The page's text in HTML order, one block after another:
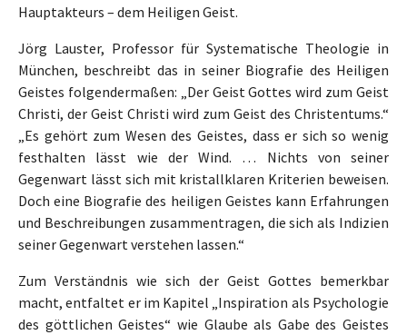
Hauptakteurs – dem Heiligen Geist.
Jörg Lauster, Professor für Systematische Theologie in
München, beschreibt das in seiner Biografie des Heiligen
Geistes folgendermaßen: „Der Geist Gottes wird zum Geist
Christi, der Geist Christi wird zum Geist des Christentums.“
„Es gehört zum Wesen des Geistes, dass er sich so wenig
festhalten lässt wie der Wind. … Nichts von seiner
Gegenwart lässt sich mit kristallklaren Kriterien beweisen.
Doch eine Biografie des heiligen Geistes kann Erfahrungen
und Beschreibungen zusammentragen, die sich als Indizien
seiner Gegenwart verstehen lassen.“
Zum Verständnis wie sich der Geist Gottes bemerkbar
macht, entfaltet er im Kapitel „Inspiration als Psychologie
des göttlichen Geistes“ wie Glaube als Gabe des Geistes